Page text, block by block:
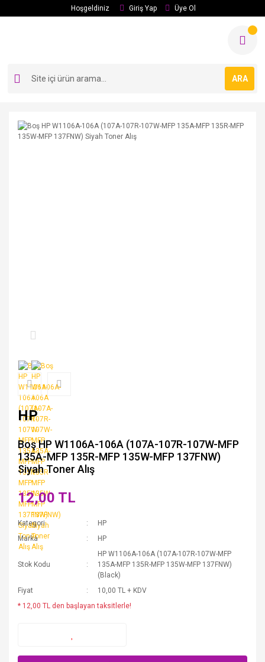
Hoşgeldiniz Giriş Yap Üye Ol
ARA
HP
Boş HP W1106A-106A (107A-107R-107W-MFP
135A-MFP 135R-MFP 135W-MFP 137FNW)
Siyah Toner Alış
12,00 TL
Kategori
HP
Marka
HP
Stok Kodu
HP W1106A-106A (107A-107R-107W-MFP
135A-MFP 135R-MFP 135W-MFP 137FNW)
(Black)
Fiyat
10,00 TL + KDV
* 12,00 TL den başlayan taksitlerle!